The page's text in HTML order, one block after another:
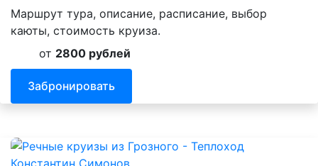
Маршрут тура, описание, расписание, выбор
каюты, стоимость круиза.
от 2800 рублей
Забронировать